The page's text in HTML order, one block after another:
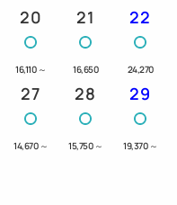
メイドで世界に一つ
ップ
のため入館にルーム
事前にご連絡をお
20
16,110 ～
21
16,650
22
24,270
27
14,670 ～
28
15,750 ～
29
19,370 ～